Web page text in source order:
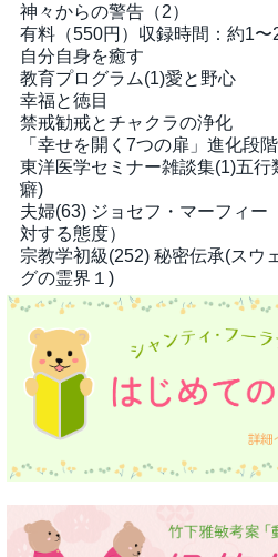
神々からの警告（2）
有料（550円） 収録時間：約1〜
自分自身を癒す
教育プログラム(1)愛と野心
幸福と徳目
禁戒勧戒とチャクラの浄化
「幸せを開く7つの扉」進化段
東洋医学セミナー雑談集(1)五行
癖)
夫婦(63) ジョセフ・マーフィー
対する態度）
宗教学初級(252) 秘密伝承(スウ
グの霊界１)